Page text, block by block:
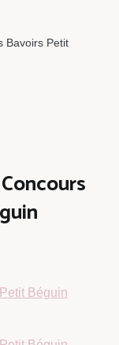
Bavoirs Petit